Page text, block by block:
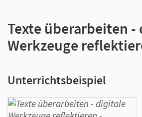
Texte überarbeiten -
Werkzeuge
Unterrichtsbeispiel